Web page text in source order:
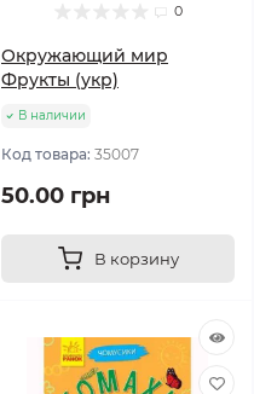
0
Окружающий мир
Фрукты (укр)
В наличии
Код товара: 35007
50.00 грн
В корзину